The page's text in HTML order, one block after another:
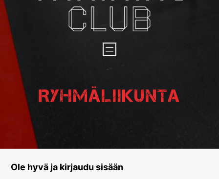
Ryhmäliikunta
Ole hyvä ja kirjaudu sisään